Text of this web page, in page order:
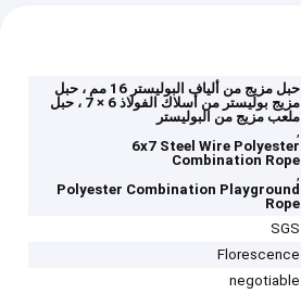
حبل مزيج من ألياف البوليستر 16 مم ، حبل
مزيج بوليستر من أسلاك الفولاذ 6 × 7 ، حبل
ملعب مزيج من البوليستر
,
6x7 Steel Wire Polyester
Combination Rope
,
Polyester Combination Playground
Rope
SGS
Florescence
negotiable